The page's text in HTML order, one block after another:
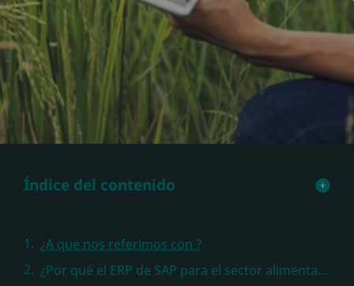
Índice del contenido
¿A que nos referimos con ?
¿Por qué el ERP de SAP para el sector alimentario?